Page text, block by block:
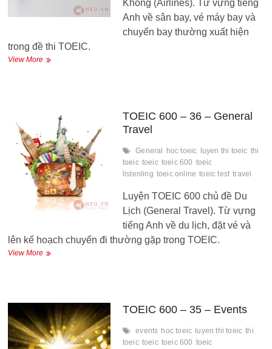
Không (Airlines). Từ vựng tiếng
Anh về sân bay, vé máy bay và
chuyến bay thường xuất hiện
trong đề thi TOEIC.
View MoreTOEIC
Airlines
TOEIC 600 – 36 – General
Travel
General hoc toeic luyen thi toeic thi
toeic toeic toeic 600 toeic
listenling toeic online toeic test travel
Luyện TOEIC 600 chủ đề Du
Lịch (General Travel). Từ vựng
tiếng Anh về du lịch, đặt vé và
lên kế hoạch chuyến đi thường gặp trong TOEIC.
View MoreTOEIC
General
Travel
TOEIC 600 – 35 – Events
events hoc toeic luyen thi toeic thi
toeic toeic toeic 600 toeic